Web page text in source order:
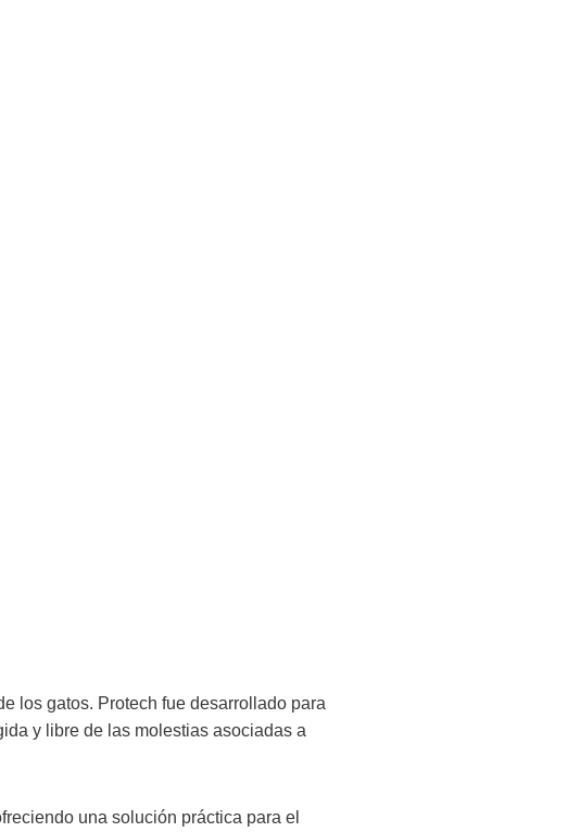
los gatos. Protech fue desarrollado para
y libre de las molestias asociadas a
una solución práctica para el